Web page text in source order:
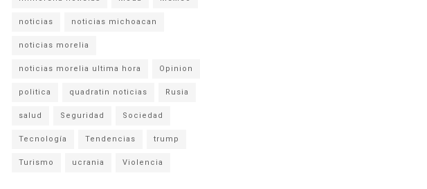
noticias noticias michoacan
noticias morelia
noticias morelia ultima hora Opinion
politica quadratin noticias Rusia
salud Seguridad Sociedad
Tecnología Tendencias trump
Turismo ucrania Violencia